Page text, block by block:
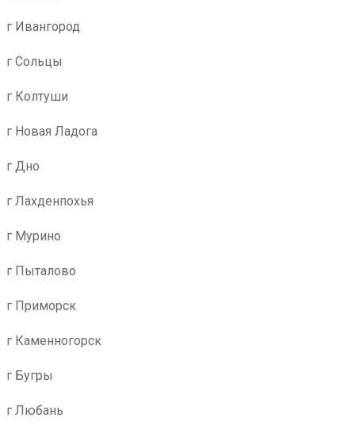
г Ивангород
г Сольцы
г Колтуши
г Новая Ладога
г Дно
г Лахденпохья
г Мурино
г Пыталово
г Приморск
г Каменногорск
г Бугры
г Любань